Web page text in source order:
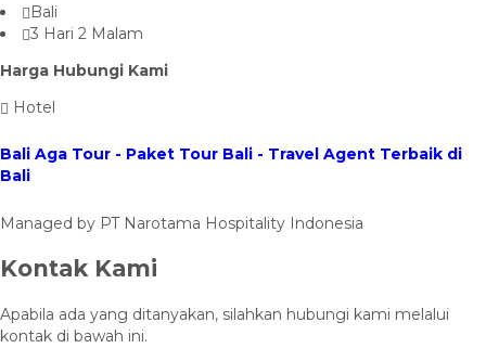
Bali
3 Hari 2 Malam
Harga Hubungi Kami
Hotel
Bali Aga Tour - Paket Tour Bali - Travel Agent Terbaik di
Bali
Managed by PT Narotama Hospitality Indonesia
Kontak Kami
Apabila ada yang ditanyakan, silahkan hubungi kami melalui
kontak di bawah ini.